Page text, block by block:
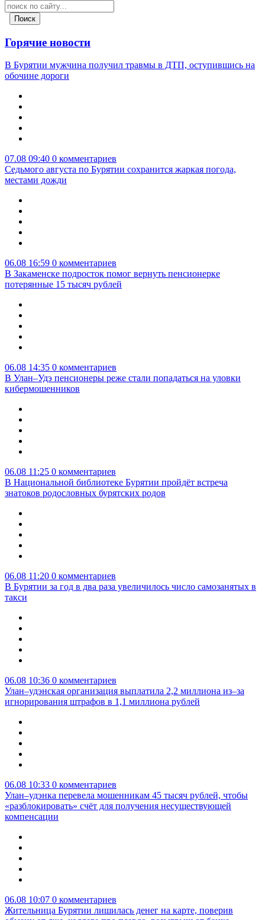
Поиск
Горячие новости
В Бурятии мужчина получил травмы в ДТП, оступившись на
обочине дороги
07.08 09:40 0 комментариев
Седьмого августа по Бурятии сохранится жаркая погода,
местами дожди
06.08 16:59 0 комментариев
В Закаменске подросток помог вернуть пенсионерке
потерянные 15 тысяч рублей
06.08 14:35 0 комментариев
В Улан–Удэ пенсионеры реже стали попадаться на уловки
кибермошенников
06.08 11:25 0 комментариев
В Национальной библиотеке Бурятии пройдёт встреча
знатоков родословных бурятских родов
06.08 11:20 0 комментариев
В Бурятии за год в два раза увеличилось число самозанятых в
такси
06.08 10:36 0 комментариев
Улан–удэнская организация выплатила 2,2 миллиона из–за
игнорирования штрафов в 1,1 миллиона рублей
06.08 10:33 0 комментариев
Улан–удэнка перевела мошенникам 45 тысяч рублей, чтобы
«разблокировать» счёт для получения несуществующей
компенсации
06.08 10:07 0 комментариев
Жительница Бурятии лишилась денег на карте, поверив